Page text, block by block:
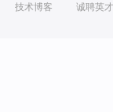
技术博客 诚聘英才